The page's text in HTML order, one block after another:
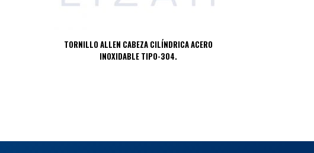
TORNILLO ALLEN CABEZA CILÍNDRICA ACERO
INOXIDABLE TIPO-304.